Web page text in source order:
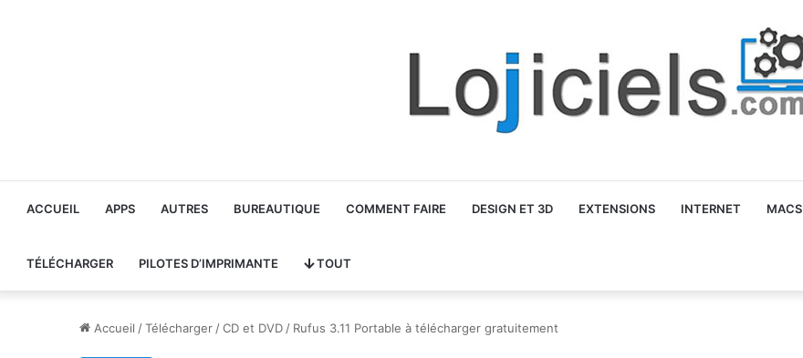
ACCUEIL APPS AUTRES BUREAUTIQUE COMMENT FAIRE DESIGN ET 3D EXTENSIONS INTERNET MACS
TÉLÉCHARGER PILOTES D’IMPRIMANTE TOUT
Accueil /Télécharger /CD et DVD / Rufus 3.11 Portable à télécharger gratuitement